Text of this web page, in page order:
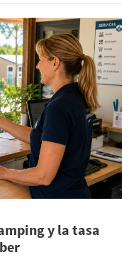
y la tasa